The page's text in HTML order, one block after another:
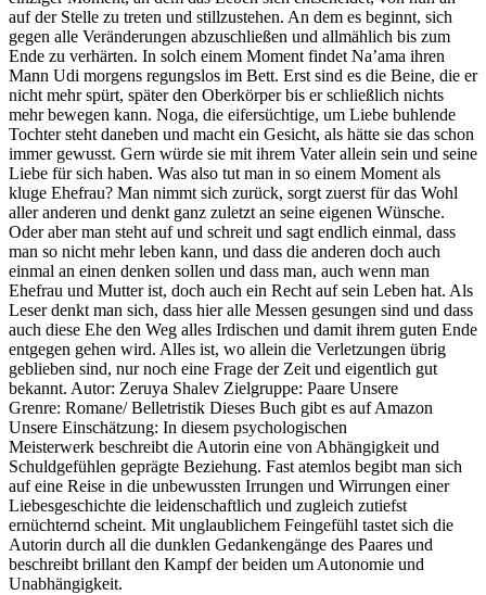
auf der Stelle zu treten und stillzustehen. An dem es beginnt, sich
gegen alle Veränderungen abzuschließen und allmählich bis zum
Ende zu verhärten. In solch einem Moment findet Na’ama ihren
Mann Udi morgens regungslos im Bett. Erst sind es die Beine, die er
nicht mehr spürt, später den Oberkörper bis er schließlich nichts
mehr bewegen kann. Noga, die eifersüchtige, um Liebe buhlende
Tochter steht daneben und macht ein Gesicht, als hätte sie das schon
immer gewusst. Gern würde sie mit ihrem Vater allein sein und seine
Liebe für sich haben. Was also tut man in so einem Moment als
kluge Ehefrau? Man nimmt sich zurück, sorgt zuerst für das Wohl
aller anderen und denkt ganz zuletzt an seine eigenen Wünsche.
Oder aber man steht auf und schreit und sagt endlich einmal, dass
man so nicht mehr leben kann, und dass die anderen doch auch
einmal an einen denken sollen und dass man, auch wenn man
Ehefrau und Mutter ist, doch auch ein Recht auf sein Leben hat. Als
Leser denkt man sich, dass hier alle Messen gesungen sind und dass
auch diese Ehe den Weg alles Irdischen und damit ihrem guten Ende
entgegen gehen wird. Alles ist, wo allein die Verletzungen übrig
geblieben sind, nur noch eine Frage der Zeit und eigentlich gut
bekannt. Autor: Zeruya Shalev Zielgruppe: Paare Unsere
Grenre: Romane/ Belletristik Dieses Buch gibt es auf Amazon
Unsere Einschätzung: In diesem psychologischen
Meisterwerk beschreibt die Autorin eine von Abhängigkeit und
Schuldgefühlen geprägte Beziehung. Fast atemlos begibt man sich
auf eine Reise in die unbewussten Irrungen und Wirrungen einer
Liebesgeschichte die leidenschaftlich und zugleich zutiefst
ernüchternd scheint. Mit unglaublichem Feingefühl tastet sich die
Autorin durch all die dunklen Gedankengänge des Paares und
beschreibt brillant den Kampf der beiden um Autonomie und
Unabhängigkeit.